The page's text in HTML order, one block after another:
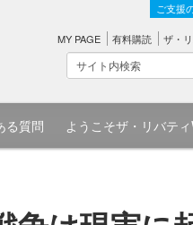
ご支援
MY PAGE 有料購読 ザ・
る質問 ようこそザ・リバテ